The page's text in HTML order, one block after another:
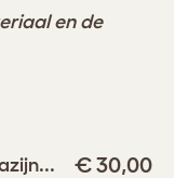
€ 30,00
en de